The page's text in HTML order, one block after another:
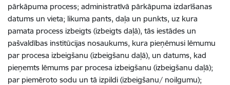
pārkāpuma process; administratīvā pārkāpuma izdarīšanas
datums un vieta; likuma pants, daļa un punkts, uz kura
pamata process izbeigts (izbeigts daļā), tās iestādes un
pašvaldības institūcijas nosaukums, kura pieņēmusi lēmumu
par procesa izbeigšanu (izbeigšanu daļā), un datums, kad
pieņemts lēmums par procesa izbeigšanu (izbeigšanu daļā);
par piemēroto sodu un tā izpildi (izbeigšanu/ noilgumu);